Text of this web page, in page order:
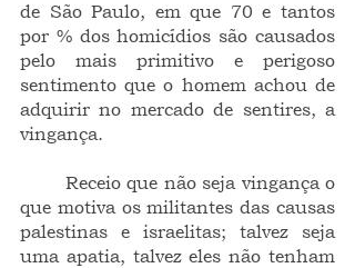
de São Paulo, em que 70 e tantos
por % dos homicídios são causados
pelo mais primitivo e perigoso
sentimento que o homem achou de
adquirir no mercado de sentires, a
vingança.
que motiva os militantes das causas
palestinas e israelitas; talvez seja
uma apatia, talvez eles não tenham